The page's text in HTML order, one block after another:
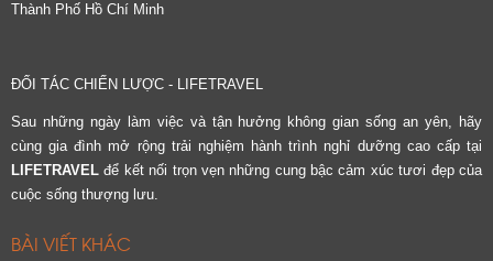
Thành Phố Hồ Chí Minh
ĐỐI TÁC CHIẾN LƯỢC - LIFETRAVEL
Sau những ngày làm việc và tận hưởng không gian sống an yên, hãy
cùng gia đình mở rộng trải nghiệm hành trình nghỉ dưỡng cao cấp tại
LIFETRAVEL để kết nối trọn vẹn những cung bậc cảm xúc tươi đẹp của
cuộc sống thượng lưu.
BÀI VIẾT KHÁC